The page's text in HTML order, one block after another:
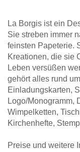
La Borgis ist ein
Sie streben immer
feinsten Papeterie.
Kreationen, die sie
Leben versüßen
gehört alles rund
Einladungskarten,
Logo/Monogramm,
Wimpelketten,
Kirchenhefte,
Preise und weitere